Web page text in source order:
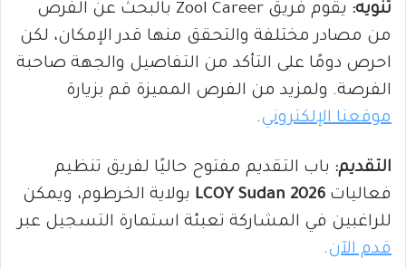
تنويه:
يقوم فريق Zool Career بالبحث عن الفرص
من مصادر مختلفة والتحقق منها قدر الإمكان، لكن
احرص دومًا على التأكد من التفاصيل والجهة صاحبة
الفرصة. ولمزيد من الفرص المميزة قم بزيارة
موقعنا الإلكتروني.
التقديم: باب التقديم مفتوح حاليًا لفريق تنظيم
فعاليات LCOY Sudan 2026 بولاية الخرطوم، ويمكن
للراغبين في المشاركة تعبئة استمارة التسجيل عبر
قدم الآن.